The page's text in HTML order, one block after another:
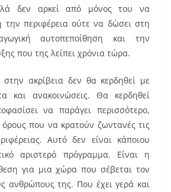
δεν αρκεί από μόνος του να
την περιφέρεια ούτε να δώσει στη
αυτοπεποίθηση και την
που της λείπει χρόνια τώρα.
ακρίβεια δεν θα κερδηθεί με
και ανακοινώσεις. Θα κερδηθεί
να παράγει περισσότερο,
όρους που να κρατούν ζωντανές τις
Αυτό δεν είναι κάποιου
αριστερό πρόγραμμα. Είναι η
για μια χώρα που σέβεται τον
ανθρώπους της. Που έχει γερά και